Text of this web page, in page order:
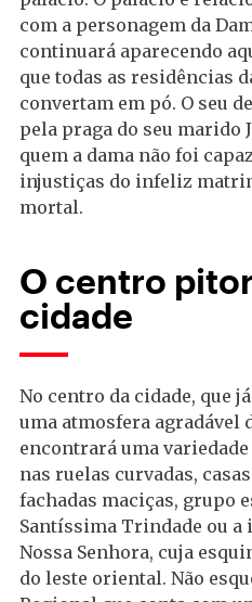
com a personagem da
continuará aparecendo
que todas as residências
convertam em pó. O seu
pela praga do seu marido
quem a dama não foi
injustiças do infeliz
mortal.
O centro
cidade
No centro da cidade, que
uma atmosfera agradável
encontrará uma
nas ruelas curvadas,
fachadas maciças, grupo
Santíssima Trindade ou a
Nossa Senhora, cuja
do leste oriental. Não